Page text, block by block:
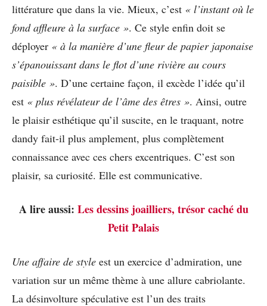
littérature que dans la vie. Mieux, c’est « l’instant où le
fond affleure à la surface ». Ce style enfin doit se
déployer « à la manière d’une fleur de papier japonaise
s’épanouissant dans le flot d’une rivière au cours
paisible ». D’une certaine façon, il excède l’idée qu’il
est « plus révélateur de l’âme des êtres ». Ainsi, outre
le plaisir esthétique qu’il suscite, en le traquant, notre
dandy fait-il plus amplement, plus complètement
connaissance avec ces chers excentriques. C’est son
plaisir, sa curiosité. Elle est communicative.
A lire aussi: Les dessins joailliers, trésor caché du
Petit Palais
Une affaire de style est un exercice d’admiration, une
variation sur un même thème à une allure cabriolante.
La désinvolture spéculative est l’un des traits